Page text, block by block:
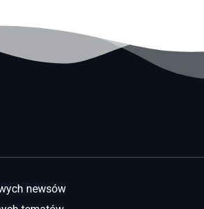
newsów